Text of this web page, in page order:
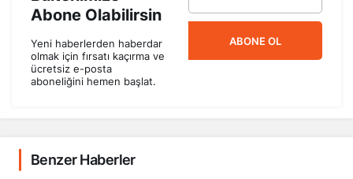
Abone Olabilirsin
Yeni haberlerden haberdar
olmak için fırsatı kaçırma ve
ücretsiz e-posta
aboneliğini hemen başlat.
ABONE OL
Benzer Haberler